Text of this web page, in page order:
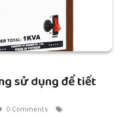
sử dụng để tiết
0 Comments